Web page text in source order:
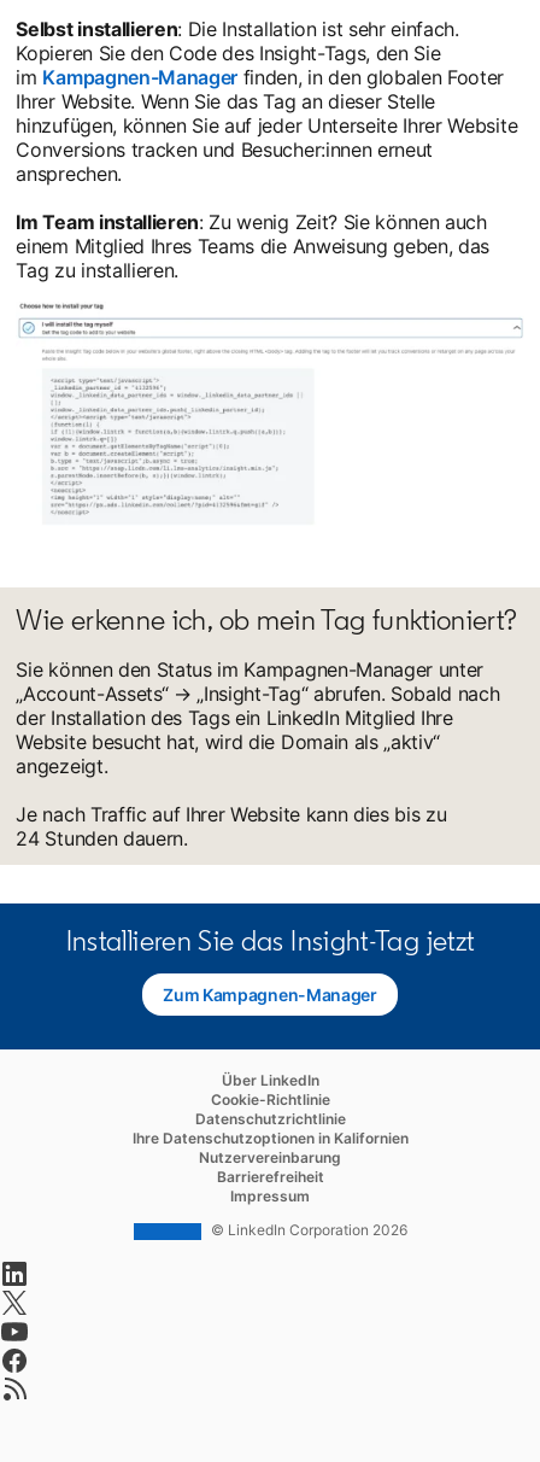
Selbst installieren: Die Installation ist sehr einfach.
Kopieren Sie den Code des Insight-Tags, den Sie
im Kampagnen-Manager opens in a new tab
finden, in den globalen Footer
Ihrer Website. Wenn Sie das Tag an dieser Stelle
hinzufügen, können Sie auf jeder Unterseite Ihrer Website
Conversions tracken und Besucher:innen erneut
ansprechen.
Im Team installieren: Zu wenig Zeit? Sie können auch
einem Mitglied Ihres Teams die Anweisung geben, das
Tag zu installieren.
Wie erkenne ich, ob mein Tag funktioniert?
Sie können den Status im Kampagnen-Manager unter
„Account-Assets“ → „Insight-Tag“ abrufen. Sobald nach
der Installation des Tags ein LinkedIn Mitglied Ihre
Website besucht hat, wird die Domain als „aktiv“
angezeigt.
Je nach Traffic auf Ihrer Website kann dies bis zu
24 Stunden dauern.
Installieren Sie das Insight-Tag jetzt
Zum Kampagnen-Manager
opens in a new tab
Über LinkedInopens in a new tab
Cookie-Richtlinie
Datenschutzrichtlinie
Ihre Datenschutzoptionen in Kalifornienopens in a new tab
Nutzervereinbarung
Barrierefreiheit opens in a new tab
Impressum
© LinkedIn Corporation 2026